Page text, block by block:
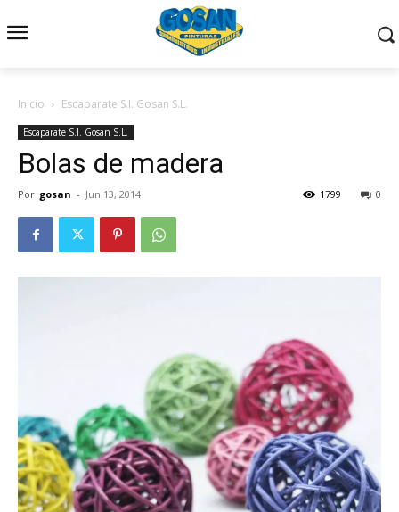
Inicio Escaparate S.I. Gosan S.L.
Escaparate S.I. Gosan S.L.
Bolas de madera
Por gosan - Jun 13, 2014 0
1799